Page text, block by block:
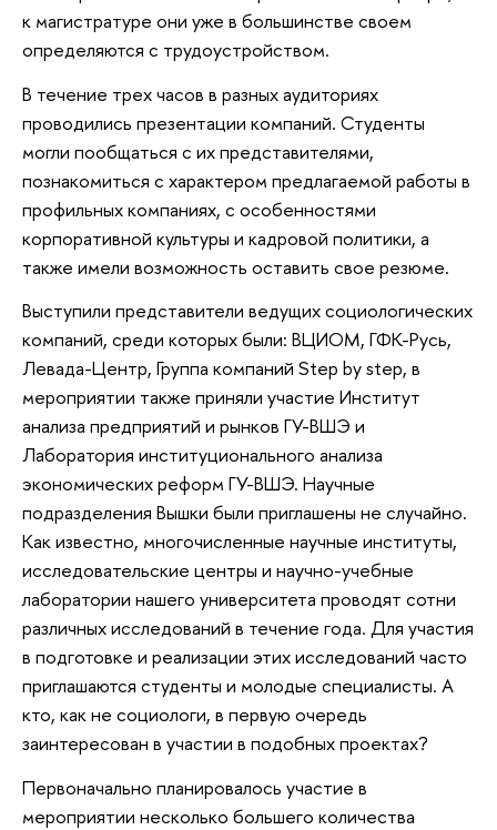
к магистратуре они уже в большинстве своем
определяются с трудоустройством.
В течение трех часов в разных аудиториях
проводились презентации компаний. Студенты
могли пообщаться с их представителями,
познакомиться с характером предлагаемой работы в
профильных компаниях, с особенностями
корпоративной культуры и кадровой политики, а
также имели возможность оставить свое резюме.
Выступили представители ведущих социологических
компаний, среди которых были: ВЦИОМ, ГФК-Русь,
Левада-Центр, Группа компаний Step by step, в
мероприятии также приняли участие Институт
анализа предприятий и рынков ГУ-ВШЭ и
Лаборатория институционального анализа
экономических реформ ГУ-ВШЭ. Научные
подразделения Вышки были приглашены не случайно.
Как известно, многочисленные научные институты,
исследовательские центры и научно-учебные
лаборатории нашего университета проводят сотни
различных исследований в течение года. Для участия
в подготовке и реализации этих исследований часто
приглашаются студенты и молодые специалисты. А
кто, как не социологи, в первую очередь
заинтересован в участии в подобных проектах?
Первоначально планировалось участие в
мероприятии несколько большего количества